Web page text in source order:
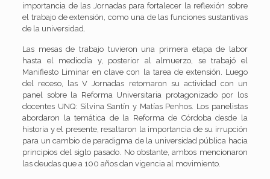
importancia de las Jornadas para fortalecer la reflexión sobre
el trabajo de extensión, como una de las funciones sustantivas
de la universidad.
Las mesas de trabajo tuvieron una primera etapa de labor
hasta el mediodía y, posterior al almuerzo, se trabajó el
Manifiesto Liminar en clave con la tarea de extensión. Luego
del receso, las V Jornadas retomaron su actividad con un
panel sobre la Reforma Universitaria protagonizado por los
docentes UNQ: Silvina Santín y Matías Penhos. Los panelistas
abordaron la temática de la Reforma de Córdoba desde la
historia y el presente, resaltaron la importancia de su irrupción
para un cambio de paradigma de la universidad pública hacia
principios del siglo pasado. No obstante, ambos mencionaron
las deudas que a 100 años dan vigencia al movimiento.